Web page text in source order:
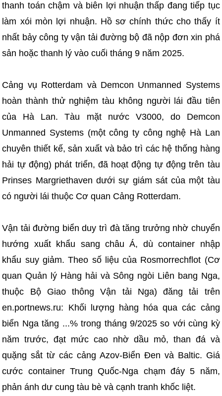
thanh toán chậm và biên lợi nhuận thấp đang tiếp tục
làm xói mòn lợi nhuận. Hồ sơ chính thức cho thấy ít
nhất bảy công ty vận tải đường bộ đã nộp đơn xin phá
sản hoặc thanh lý vào cuối tháng 9 năm 2025.
Cảng vụ Rotterdam và Demcon Unmanned Systems
hoàn thành thử nghiệm tàu không người lái đầu tiên
của Hà Lan. Tàu mặt nước V3000, do Demcon
Unmanned Systems (một công ty công nghệ Hà Lan
chuyên thiết kế, sản xuất và bảo trì các hệ thống hàng
hải tự động) phát triển, đã hoạt động tự động trên tàu
Prinses Margriethaven dưới sự giám sát của một tàu
có người lái thuộc Cơ quan Cảng Rotterdam.
Vận tải đường biển duy trì đà tăng trưởng nhờ chuyển
hướng xuất khẩu sang châu Á, dù container nhập
khẩu suy giảm. Theo số liệu của Rosmorrechflot (Cơ
quan Quản lý Hàng hải và Sông ngòi Liên bang Nga,
thuộc Bộ Giao thông Vận tải Nga) đăng tải trên
en.portnews.ru: Khối lượng hàng hóa qua các cảng
biển Nga tăng ...% trong tháng 9/2025 so với cùng kỳ
năm trước, đạt mức cao nhờ dầu mỏ, than đá và
quặng sắt từ các cảng Azov-Biển Đen và Baltic. Giá
cước container Trung Quốc-Nga chạm đáy 5 năm,
phản ánh dư cung tàu bè và cạnh tranh khốc liệt.